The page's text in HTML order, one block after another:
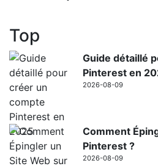
Top
Guide détaillé
Pinterest en
2026-08-09
Comment
Pinterest ?
2026-08-09